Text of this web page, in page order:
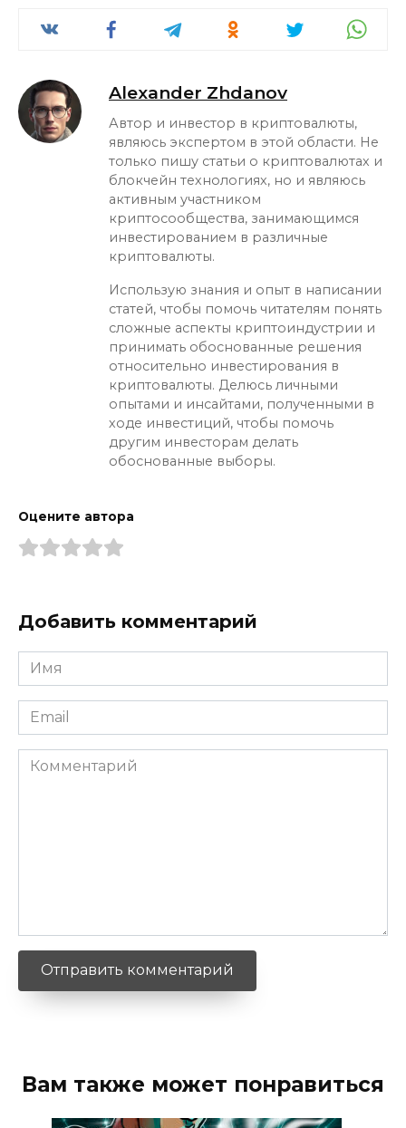
Alexander Zhdanov
Автор и инвестор в криптовалюты,
являюсь экспертом в этой области. Не
только пишу статьи о криптовалютах и
блокчейн технологиях, но и являюсь
активным участником
криптосообщества, занимающимся
инвестированием в различные
криптовалюты.
Использую знания и опыт в написании
статей, чтобы помочь читателям понять
сложные аспекты криптоиндустрии и
принимать обоснованные решения
относительно инвестирования в
криптовалюты. Делюсь личными
опытами и инсайтами, полученными в
ходе инвестиций, чтобы помочь
другим инвесторам делать
обоснованные выборы.
Оцените автора
Добавить комментарий
Имя
*
Email
*
Комментарий
Вам также может понравиться